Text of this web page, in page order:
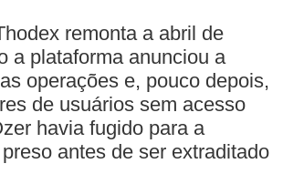
remonta a abril de
a plataforma anunciou a
operações e, pouco depois,
de usuários sem acesso
havia fugido para a
antes de ser extraditado